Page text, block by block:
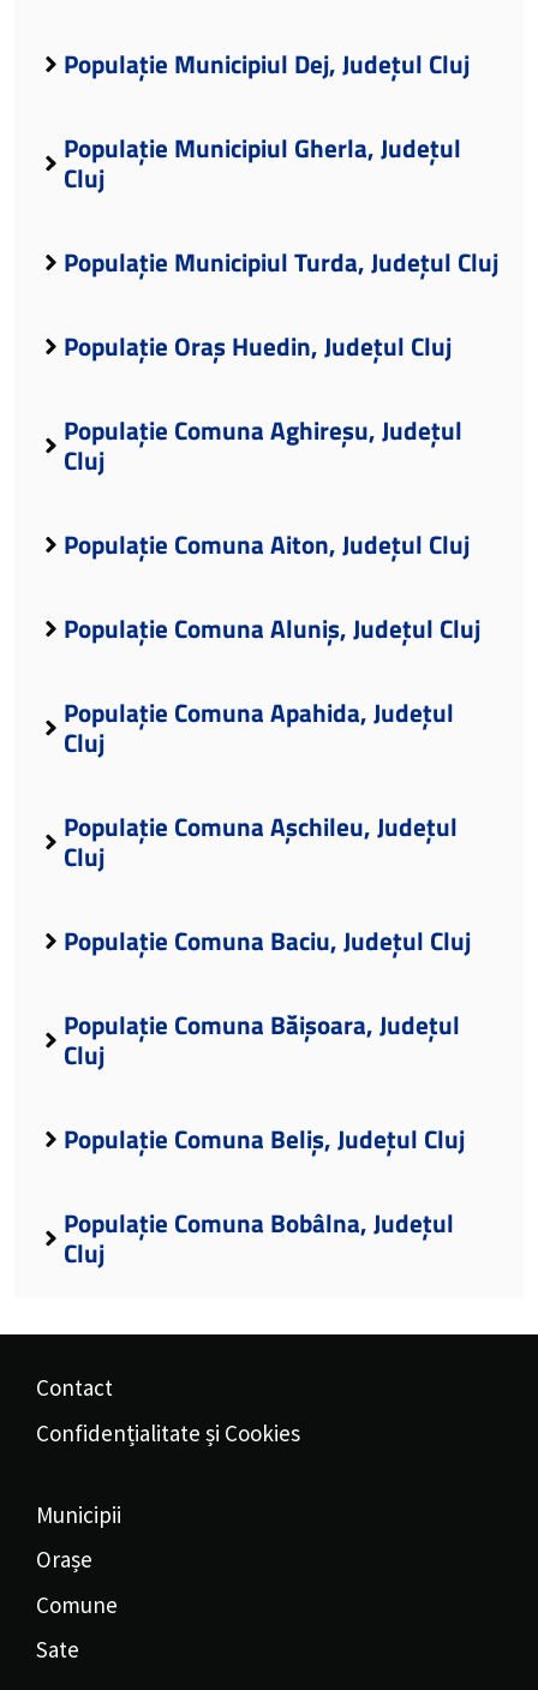
Populație Municipiul Dej, Județul Cluj
Populație Municipiul Gherla, Județul
Cluj
Populație Municipiul Turda, Județul Cluj
Populație Oraș Huedin, Județul Cluj
Populație Comuna Aghireșu, Județul
Cluj
Populație Comuna Aiton, Județul Cluj
Populație Comuna Aluniș, Județul Cluj
Populație Comuna Apahida, Județul
Cluj
Populație Comuna Așchileu, Județul
Cluj
Populație Comuna Baciu, Județul Cluj
Populație Comuna Băișoara, Județul
Cluj
Populație Comuna Beliș, Județul Cluj
Populație Comuna Bobâlna, Județul
Cluj
Contact
Confidențialitate și Cookies
Municipii
Orașe
Comune
Sate